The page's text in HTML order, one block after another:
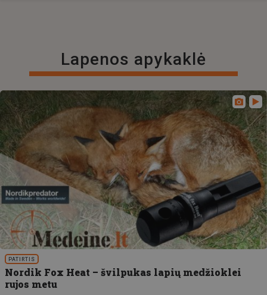
Lapenos apykaklė
PATIRTIS
Nordik Fox Heat – švilpukas lapių medžioklei
rujos metu